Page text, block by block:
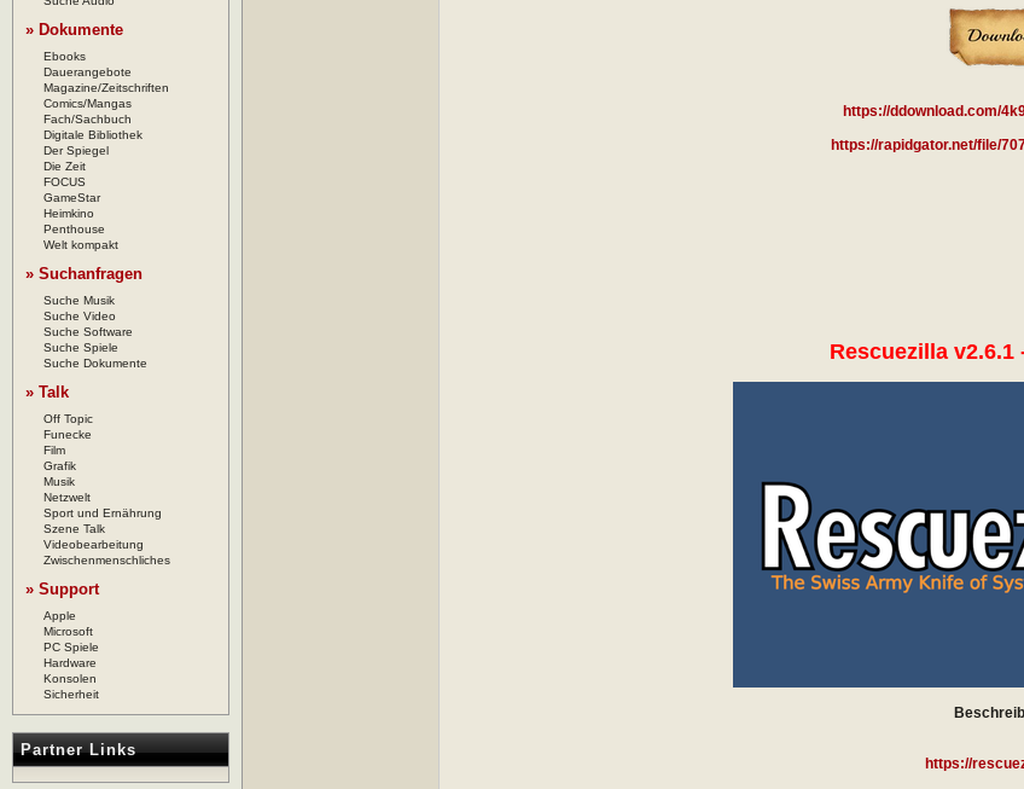
» Dokumente
Ebooks
Dauerangebote
Magazine/Zeitschriften
Comics/Mangas
Fach/Sachbuch
Digitale Bibliothek
Der Spiegel
Die Zeit
FOCUS
GameStar
Heimkino
Penthouse
Welt kompakt
» Suchanfragen
Suche Musik
Suche Video
Suche Software
Suche Spiele
Suche Dokumente
» Talk
Off Topic
Funecke
Film
Grafik
Musik
Netzwelt
Sport und Ernährung
Szene Talk
Videobearbeitung
Zwischenmenschliches
» Support
Apple
Microsoft
PC Spiele
Hardware
Konsolen
Sicherheit
Partner Links
https://ddownload.com/
https://rapidgator.net/file/
Rescuezilla
https://